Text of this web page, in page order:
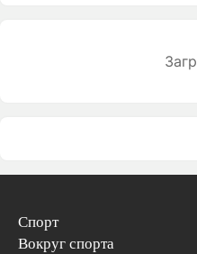
Спорт
Вокруг спорта